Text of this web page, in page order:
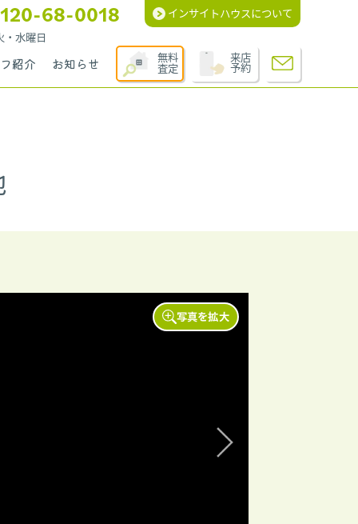
紹介 お知らせ
無料
査定
来店
予約
68-0018
水曜日
インサイトハウスについて
写真を拡大